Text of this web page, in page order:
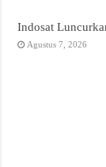
Indosat
Agustus 7, 2026